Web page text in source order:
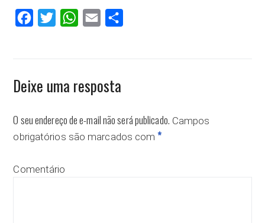
FacebookTwitter WhatsApp
Email
Deixe uma resposta
O seu endereço de e-mail não será publicado. Campos
obrigatórios são marcados com *
Comentário